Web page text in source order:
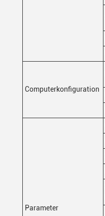
Computerkonfiguration
Parameter